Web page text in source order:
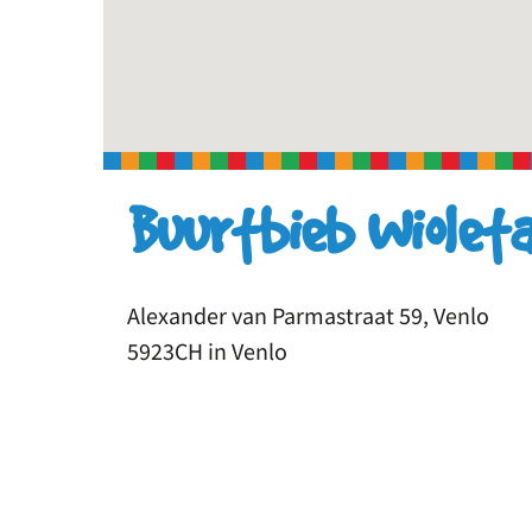
Buurtbieb
Alexander van Parmastraat 59, Venlo
5923CH in Venlo